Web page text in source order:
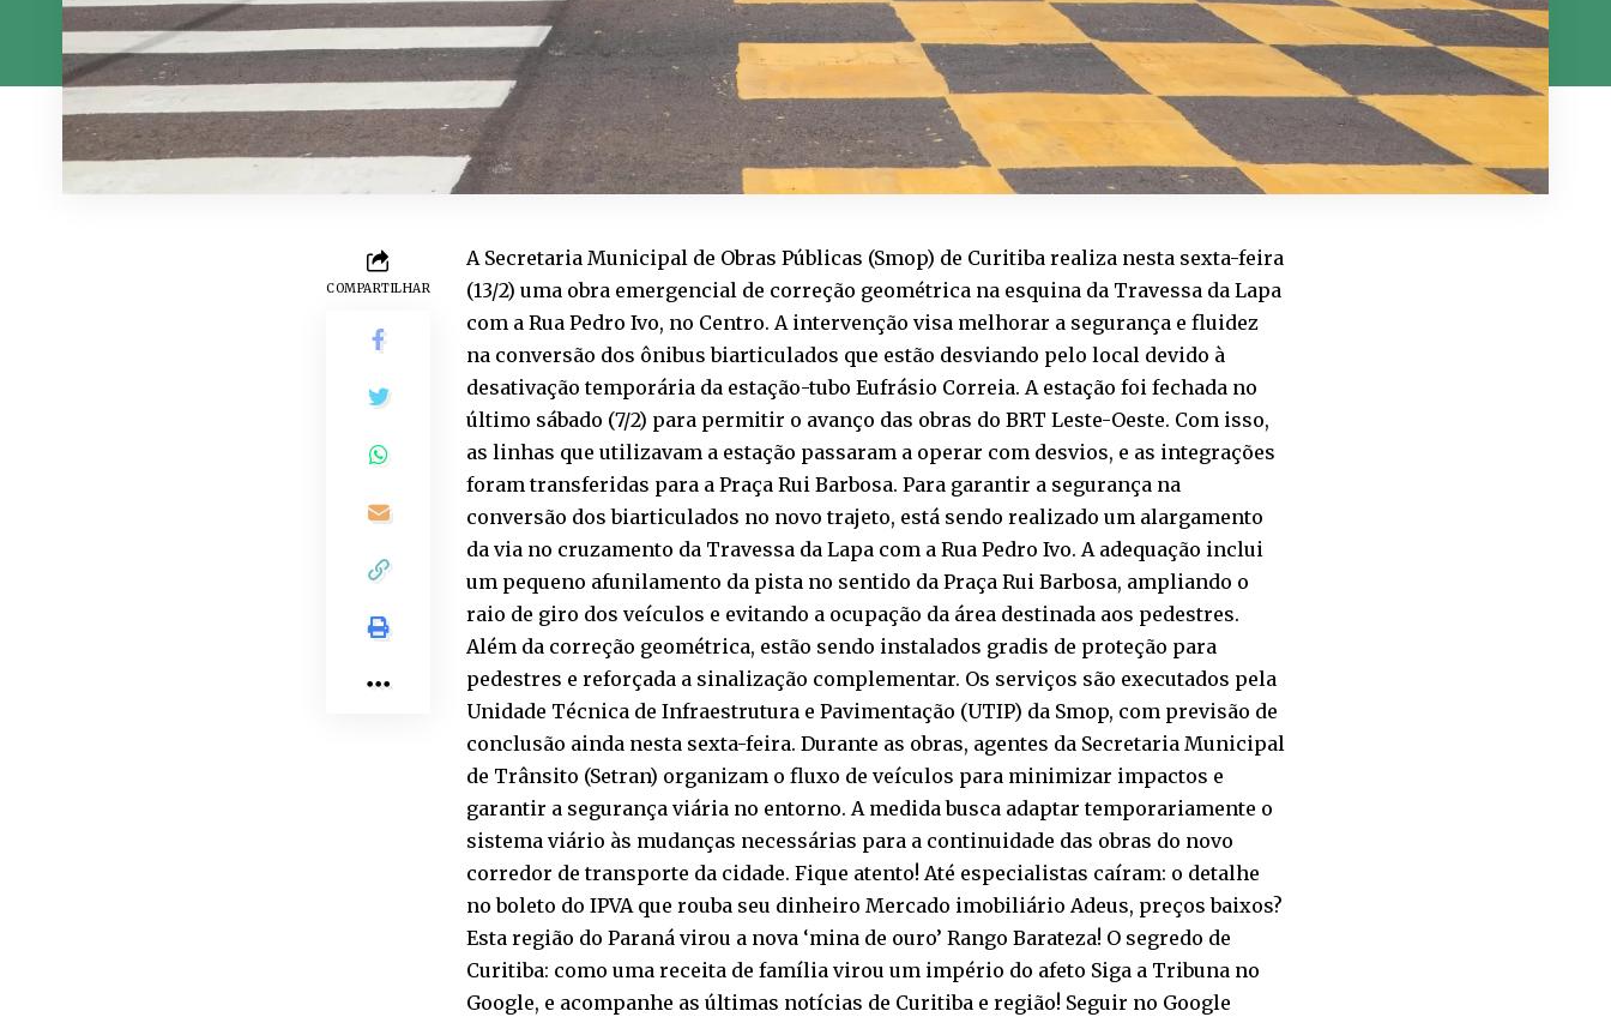
COMPARTILHAR
A Secretaria Municipal de Obras Públicas (Smop) de Curitiba realiza nesta sexta-feira
(13/2) uma obra emergencial de correção geométrica na esquina da Travessa da Lapa
com a Rua Pedro Ivo, no Centro. A intervenção visa melhorar a segurança e fluidez
na conversão dos ônibus biarticulados que estão desviando pelo local devido à
desativação temporária da estação-tubo Eufrásio Correia. A estação foi fechada no
último sábado (7/2) para permitir o avanço das obras do BRT Leste-Oeste. Com isso,
as linhas que utilizavam a estação passaram a operar com desvios, e as integrações
foram transferidas para a Praça Rui Barbosa. Para garantir a segurança na
conversão dos biarticulados no novo trajeto, está sendo realizado um alargamento
da via no cruzamento da Travessa da Lapa com a Rua Pedro Ivo. A adequação inclui
um pequeno afunilamento da pista no sentido da Praça Rui Barbosa, ampliando o
raio de giro dos veículos e evitando a ocupação da área destinada aos pedestres.
Além da correção geométrica, estão sendo instalados gradis de proteção para
pedestres e reforçada a sinalização complementar. Os serviços são executados pela
Unidade Técnica de Infraestrutura e Pavimentação (UTIP) da Smop, com previsão de
conclusão ainda nesta sexta-feira. Durante as obras, agentes da Secretaria Municipal
de Trânsito (Setran) organizam o fluxo de veículos para minimizar impactos e
garantir a segurança viária no entorno. A medida busca adaptar temporariamente o
sistema viário às mudanças necessárias para a continuidade das obras do novo
corredor de transporte da cidade. Fique atento! Até especialistas caíram: o detalhe
no boleto do IPVA que rouba seu dinheiro Mercado imobiliário Adeus, preços baixos?
Esta região do Paraná virou a nova ‘mina de ouro’ Rango Barateza! O segredo de
Curitiba: como uma receita de família virou um império do afeto Siga a Tribuna no
Google, e acompanhe as últimas notícias de Curitiba e região! Seguir no Google